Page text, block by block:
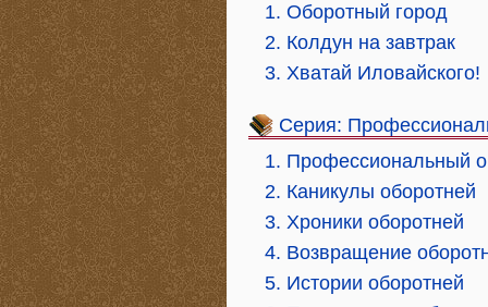
1. Оборотный город
2. Колдун на завтрак
3. Хватай Иловайского!
Серия:
1. Профессиональный
2. Каникулы оборотней
3. Хроники оборотней
4. Возвращение
5. Истории оборотней